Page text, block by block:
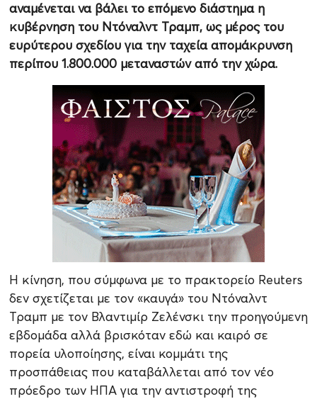
αναμένεται να βάλει το επόμενο διάστημα η
κυβέρνηση του Ντόναλντ Τραμπ, ως μέρος του
ευρύτερου σχεδίου για την ταχεία απομάκρυνση
περίπου 1.800.000 μεταναστών από την χώρα.
Η κίνηση, που σύμφωνα με το πρακτορείο Reuters
δεν σχετίζεται με τον «καυγά» του Ντόναλντ
Τραμπ με τον Βλαντιμίρ Ζελένσκι την προηγούμενη
εβδομάδα αλλά βρισκόταν εδώ και καιρό σε
πορεία υλοποίησης, είναι κομμάτι της
προσπάθειας που καταβάλλεται από τον νέο
πρόεδρο των ΗΠΑ για την αντιστροφή της